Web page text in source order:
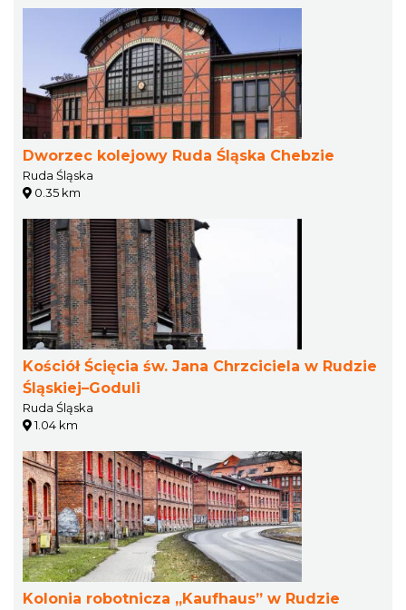
Dworzec kolejowy Ruda Śląska Chebzie
Ruda Śląska
0.35 km
Kościół Ścięcia św. Jana Chrzciciela w Rudzie
Śląskiej–Goduli
Ruda Śląska
1.04 km
Kolonia robotnicza „Kaufhaus” w Rudzie